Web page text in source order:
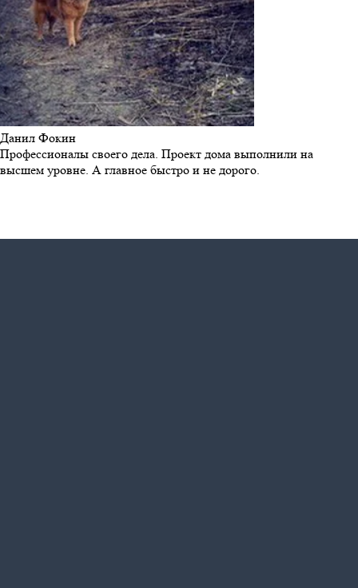
Данил Фокин
Профессионалы своего дела. Проект дома выполнили на
высшем уровне. А главное быстро и не дорого.